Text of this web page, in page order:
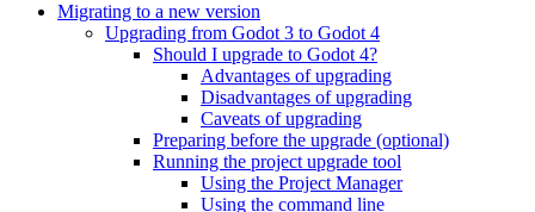
Migrating to a new version
Upgrading from Godot 3 to Godot 4
Should I upgrade to Godot 4?
Advantages of upgrading
Disadvantages of upgrading
Caveats of upgrading
Preparing before the upgrade (optional)
Running the project upgrade tool
Using the Project Manager
Using the command line